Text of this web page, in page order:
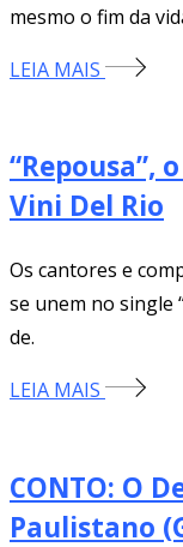
mesmo o fim da
LEIA MAIS
“Repousa”,
Vini Del Rio
Os cantores e
se unem no single
de.
LEIA MAIS
CONTO: O
Paulistano